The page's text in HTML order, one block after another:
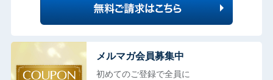
メルマガ会員募集中
初めてのご登録で全員に